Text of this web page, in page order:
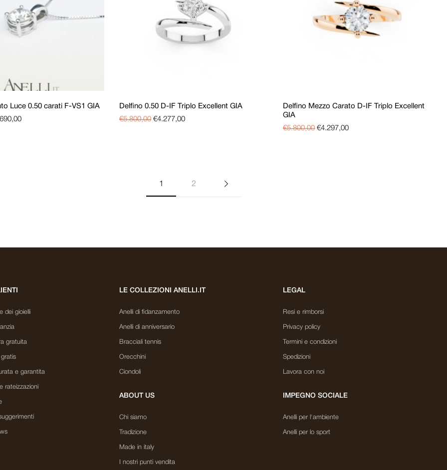
Luce 0.50 carati F-VS1 GIA
Delfino 0.50 D-IF Triplo Excellent GIA
€5.800,00 €4.277,00
Delfino Mezzo Carato D-IF Triplo Excellent
GIA
€5.800,00 €4.297,00
1 2
dei gioielli
gratuita
gratis
e garantita
rateizzazioni
LE COLLEZIONI ANELLI.IT
Anelli di fidanzamento
Anelli di anniversario
Bracciali tennis
Orecchini
Ciondoli
ABOUT US
Chi siamo
Tradizione
Made in italy
I nostri punti vendita
LEGAL
Resi e rimborsi
Privacy policy
Termini e condizioni
Spedizioni
Lavora con noi
IMPEGNO SOCIALE
Anelli per l'ambiente
Anelli per lo sport